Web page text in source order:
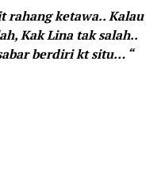
rahang ketawa.. Kalau
Kak Lina tak salah..
berdiri kt situ… “